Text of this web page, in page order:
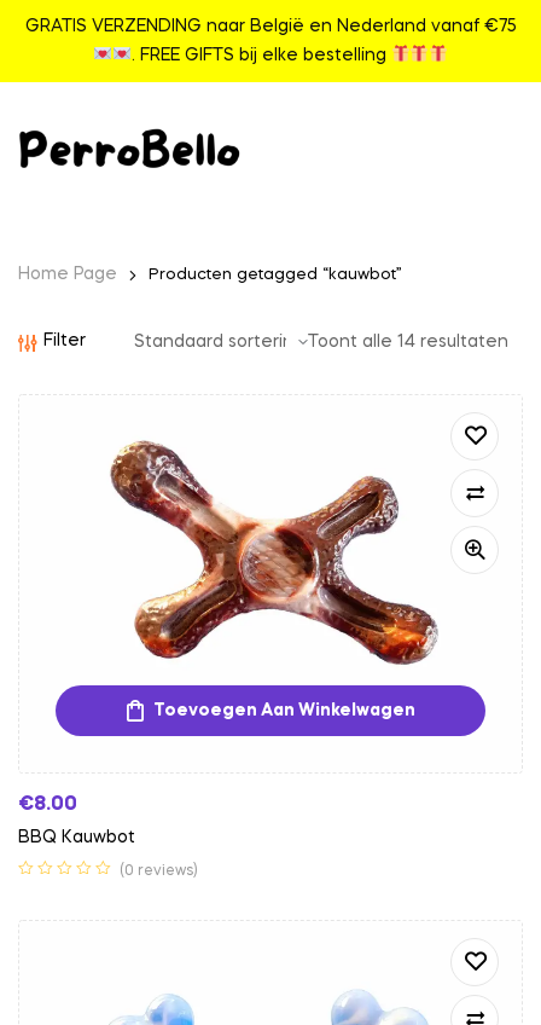
GRATIS VERZENDING naar België en Nederland vanaf €75
. FREE GIFTS bij elke bestelling
Home Page Producten getagged “kauwbot”
Filter Toont alle 14 resultaten
Toevoegen Aan Winkelwagen
€8.00
BBQ Kauwbot
(0 reviews)